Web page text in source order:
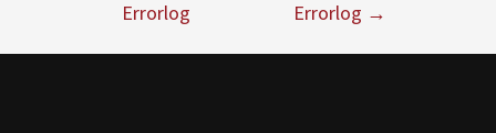
Errorlog
Errorlog →